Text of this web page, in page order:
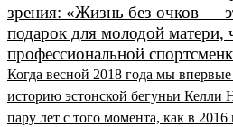
зрения: «Жизнь без очков —
подарок для молодой матери,
профессиональной
Когда весной 2018 года мы
историю эстонской бегуньи Келли
пару лет с того момента, как в